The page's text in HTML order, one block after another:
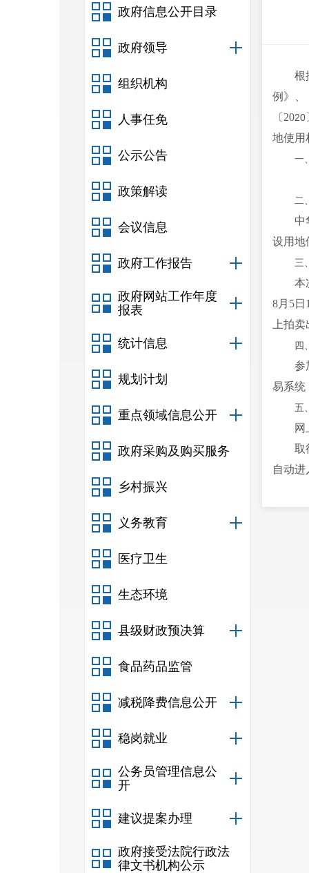
政府信息公开目录
政府领导
组织机构
人事任免
公示公告
政策解读
会议信息
政府工作报告
政府网站工作年度
报表
统计信息
规划计划
重点领域信息公开
政府采购及购买服务
乡村振兴
义务教育
医疗卫生
生态环境
县级财政预决算
食品药品监管
减税降费信息公开
稳岗就业
公务员管理信息公
开
建议提案办理
政府接受法院行政法
律文书机构公示
根
例》、
〔2020
地使用
一
二
中
设用地
三
本
8月 5
上拍
四
参
易系统
五
网
取
自动
本